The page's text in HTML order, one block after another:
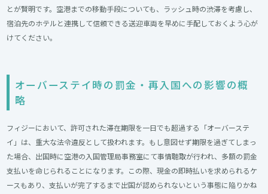
とが賢明です。空港までの移動手段についても、ラッシュ時の渋滞を考慮し、
宿泊先のホテルと連携して信頼できる送迎車両を早めに手配しておくよう心が
けてください。
オーバーステイ時の罰金・再入国への影響の概
略​
フィジーにおいて、許可された滞在期限を一日でも超過する「オーバーステ
イ」は、重大な法令違反として扱われます。もし意図せず期限を過ぎてしまっ
た場合、出国時に空港の入国管理局事務室にて事情聴取が行われ、多額の罰金
支払いを命じられることになります。この際、現金の即時払いを求められるケ
ースもあり、支払いが完了するまで出国が認められないという事態に陥りかね